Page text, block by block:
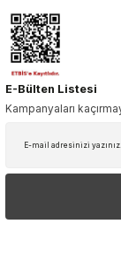
E-Bülten Listesi
Kampanyaları